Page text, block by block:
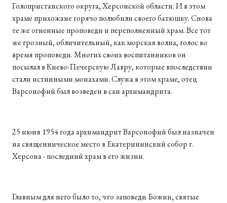
Голопристанского округа, Херсонской области. И в этом
храме прихожане горячо полюбили своего батюшку. Снова
те же огненные проповеди и переполненный храм. Все тот
же грозный, обличительный, как морская волна, голос во
время проповеди. Многих своих воспитанников он
посылал в Киево-Печерскую Лавру, которые впоследствии
стали истинными монахами. Служа в этом храме, отец
Варсонофий был возведен в сан архимандрита.
25 июня 1954 года архимандрит Варсонофий был назначен
на священническое место в Екатерининский собор г.
Херсона - последний храм в его жизни.
Главным для него было то, что заповеди Божии, святые